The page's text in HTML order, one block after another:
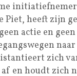
Piet, heeft zijn
actie en
zich
en houdt